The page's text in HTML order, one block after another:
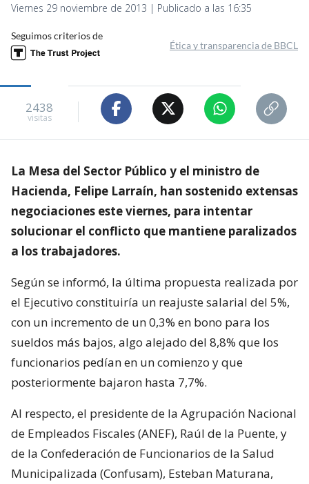
Viernes 29 noviembre de 2013 | Publicado a las 16:35
Seguimos criterios de
Ética y transparencia de BBCL
2438
visitas
La Mesa del Sector Público y el ministro de
Hacienda, Felipe Larraín, han sostenido extensas
negociaciones este viernes, para intentar
solucionar el conflicto que mantiene paralizados
a los trabajadores.
Según se informó, la última propuesta realizada por
el Ejecutivo constituiría un reajuste salarial del 5%,
con un incremento de un 0,3% en bono para los
sueldos más bajos, algo alejado del 8,8% que los
funcionarios pedían en un comienzo y que
posteriormente bajaron hasta 7,7%.
Al respecto, el presidente de la Agrupación Nacional
de Empleados Fiscales (ANEF), Raúl de la Puente, y
de la Confederación de Funcionarios de la Salud
Municipalizada (Confusam), Esteban Maturana,